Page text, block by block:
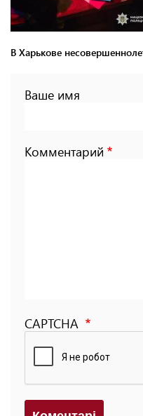
В Харькове
Ваше имя
Комментарий
CAPTCHA